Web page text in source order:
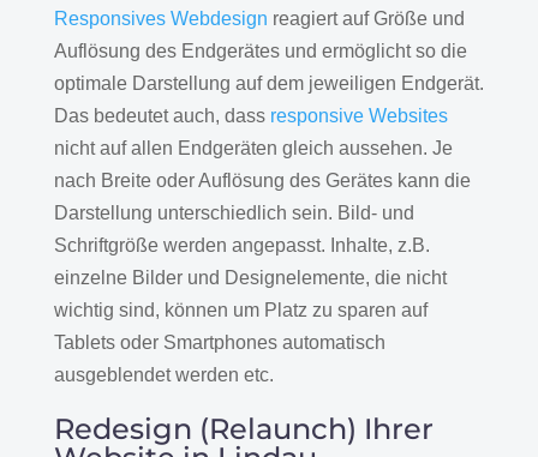
Responsives Webdesign reagiert auf Größe und
Auflösung des Endgerätes und ermöglicht so die
optimale Darstellung auf dem jeweiligen Endgerät.
Das bedeutet auch, dass responsive Websites
nicht auf allen Endgeräten gleich aussehen. Je
nach Breite oder Auflösung des Gerätes kann die
Darstellung unterschiedlich sein. Bild- und
Schriftgröße werden angepasst. Inhalte, z.B.
einzelne Bilder und Designelemente, die nicht
wichtig sind, können um Platz zu sparen auf
Tablets oder Smartphones automatisch
ausgeblendet werden etc.
Redesign (Relaunch) Ihrer